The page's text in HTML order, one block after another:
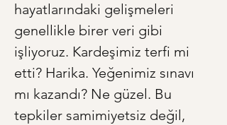
hayatlarındaki gelişmeleri
genellikle birer veri gibi
işliyoruz. Kardeşimiz terfi mi
etti? Harika. Yeğenimiz sınavı
mı kazandı? Ne güzel. Bu
tepkiler samimiyetsiz değil,